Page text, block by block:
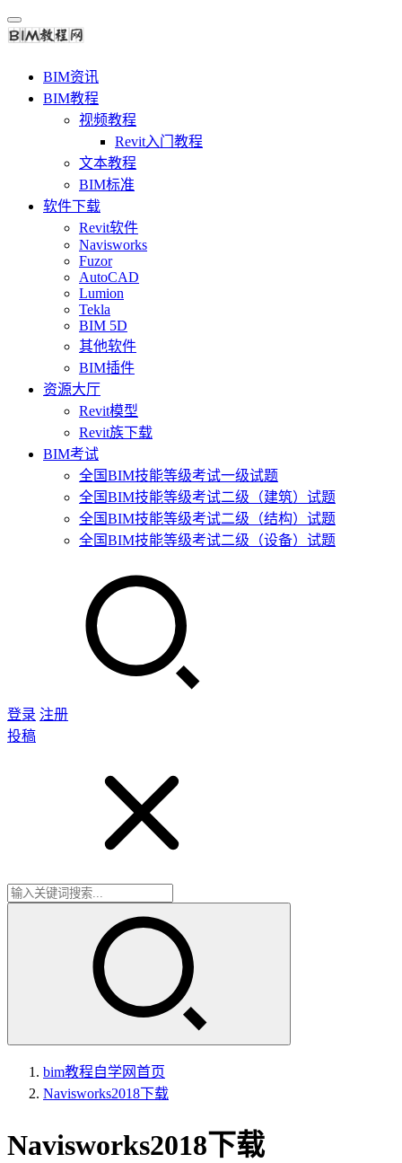
BIM资讯
BIM教程
视频教程
Revit入门教程
文本教程
BIM标准
软件下载
Revit软件
Navisworks
Fuzor
AutoCAD
Lumion
Tekla
BIM 5D
其他软件
BIM插件
资源大厅
Revit模型
Revit族下载
BIM考试
全国BIM技能等级考试一级试题
全国BIM技能等级考试二级（建筑）试题
全国BIM技能等级考试二级（结构）试题
全国BIM技能等级考试二级（设备）试题
登录 注册
投稿
bim教程自学网首页
Navisworks2018下载
Navisworks2018下载